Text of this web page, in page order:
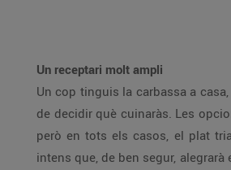
Un receptari molt ampli
Un cop tinguis la carbassa a
de decidir què cuinaràs. Les
però en tots els casos, el plat
intens que, de ben segur, alegrarà